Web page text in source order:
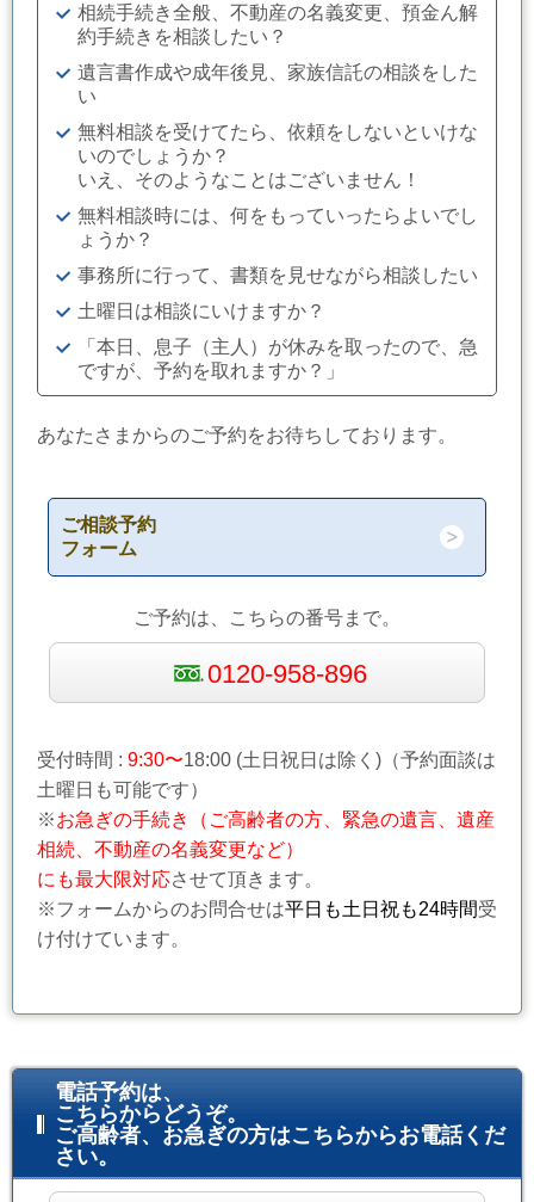
相続手続き全般、不動産の名義変更、預金ん解
約手続きを相談したい？
遺言書作成や成年後見、家族信託の相談をした
い
無料相談を受けてたら、依頼をしないといけな
いのでしょうか？
いえ、そのようなことはございません！
無料相談時には、何をもっていったらよいでし
ょうか？
事務所に行って、書類を見せながら相談したい
土曜日は相談にいけますか？
「本日、息子（主人）が休みを取ったので、急
ですが、予約を取れますか？」
あなたさまからのご予約をお待ちしております。
ご相談予約
フォーム
ご予約は、こちらの番号まで。
0120-958-896
受付時間 : 9:30〜18:00 (土日祝日は除く)（予約面談は
土曜日も可能です）
※お急ぎの手続き（ご高齢者の方、緊急の遺言、遺産
相続、不動産の名義変更など）
にも最大限対応させて頂きます。
※フォームからのお問合せは平日も土日祝も24時間受
け付けています。
電話予約は、
こちらからどうぞ。
ご高齢者、お急ぎの方はこちらからお電話くだ
さい。